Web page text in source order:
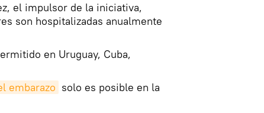
el impulsor de la iniciativa,
son hospitalizadas anualmente
en Uruguay, Cuba,
embarazo solo es posible en la